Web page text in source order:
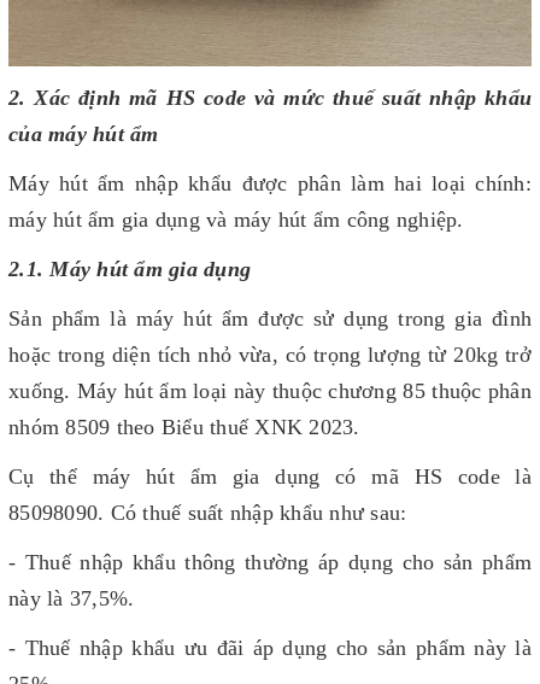
2. Xác định mã HS code và mức thuế suất nhập khẩu
của máy hút ẩm
Máy hút ẩm nhập khẩu được phân làm hai loại chính:
máy hút ẩm gia dụng và máy hút ẩm công nghiệp.
2.1. Máy hút ẩm gia dụng
Sản phẩm là máy hút ẩm được sử dụng trong gia đình
hoặc trong diện tích nhỏ vừa, có trọng lượng từ 20kg trở
xuống. Máy hút ẩm loại này thuộc chương 85 thuộc phân
nhóm 8509 theo Biểu thuế XNK 2023.
Cụ thể máy hút ẩm gia dụng có mã HS code là
85098090. Có thuế suất nhập khẩu như sau:
- Thuế nhập khẩu thông thường áp dụng cho sản phẩm
này là 37,5%.
- Thuế nhập khẩu ưu đãi áp dụng cho sản phẩm này là